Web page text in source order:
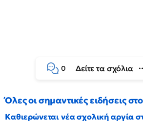
0 Δείτε τα σχόλια
Όλες οι σημαντικές ειδήσεις
Καθιερώνεται νέα σχολική αργία